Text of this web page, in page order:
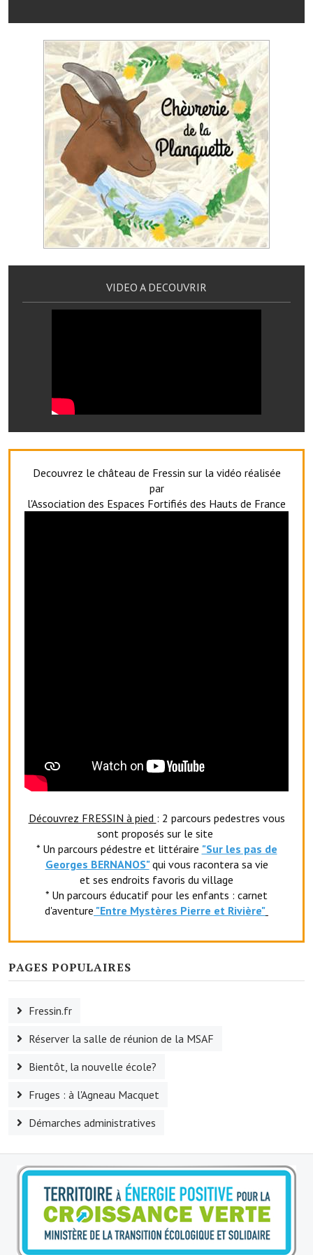
L'office de tourisme
Le conseil départemental
VILLE PRATIQUE
Services publics intercommunaux
Affaires scolaires, CCAS
Eaux, assainissement
France services
France Renov
Biens à louer
Etablissements scolaires
VILLE ACTIVE
Village culturel
La société musicale de l'Avenir Fressinois
La troupe théâtrale de l'Avenir Fressinois
Les Amis du Patrimoine
Le comité des fêtes
L'association Avotra-France
Le foyer de la Planquette
L'association des anciens combattants
L'US Crequy Fressin
La société de chasse
VIDEO A DECOUVRIR
Decouvrez le château de Fressin sur la vidéo réalisée
par
l'Association des Espaces Fortifiés des Hauts de France
Découvrez FRESSIN à pied : 2 parcours pedestres vous
sont proposés sur le site
* Un parcours pédestre et littéraire "Sur les pas de
Georges BERNANOS" qui vous racontera sa vie
et ses endroits favoris du village
* Un parcours éducatif pour les enfants : carnet
d'aventure "Entre Mystères Pierre et Rivière"
PAGES POPULAIRES
Fressin.fr
Réserver la salle de réunion de la MSAF
Bientôt, la nouvelle école?
Fruges : à l'Agneau Macquet
Démarches administratives